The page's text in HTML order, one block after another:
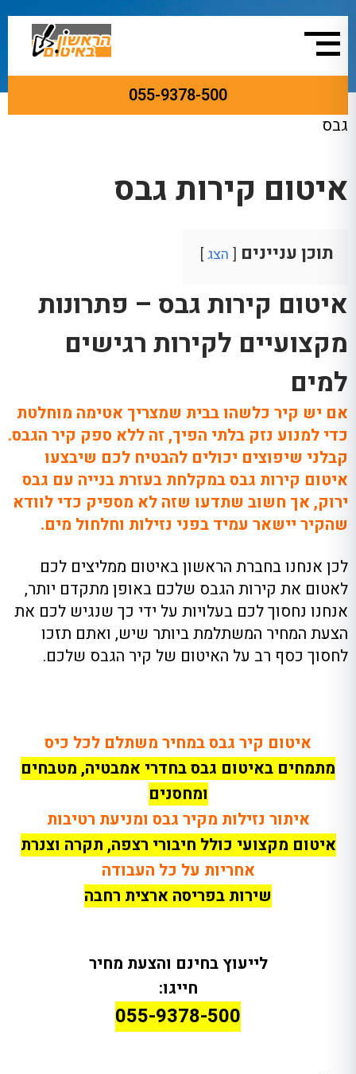
055-9378-500עבודות איטום»איטום קירות
גבס
איטום קירות גבס
תוכן עניינים הצג
איטום קירות גבס – פתרונות
מקצועיים לקירות רגישים
למים
אם יש קיר כלשהו בבית שמצריך אטימה מוחלטת
כדי למנוע נזק בלתי הפיך, זה ללא ספק קיר הגבס.
קבלני שיפוצים יכולים להבטיח לכם שיבצעו
איטום קירות גבס במקלחת בעזרת בנייה עם גבס
ירוק, אך חשוב שתדעו שזה לא מספיק כדי לוודא
שהקיר יישאר עמיד בפני נזילות וחלחול מים.
לכן אנחנו בחברת הראשון באיטום ממליצים לכם
לאטום את קירות הגבס שלכם באופן מתקדם יותר,
אנחנו נחסוך לכם בעלויות על ידי כך שנגיש לכם את
הצעת המחיר המשתלמת ביותר שיש, ואתם תזכו
לחסוך כסף רב על האיטום של קיר הגבס שלכם.
איטום קיר גבס במחיר משתלם לכל כיס
מתמחים באיטום גבס בחדרי אמבטיה, מטבחים
ומחסנים
איתור נזילות מקיר גבס ומניעת רטיבות
איטום מקצועי כולל חיבורי רצפה, תקרה וצנרת
אחריות על כל העבודה
שירות בפריסה ארצית רחבה
לייעוץ בחינם והצעת מחיר
חייגו:
055-9378-500